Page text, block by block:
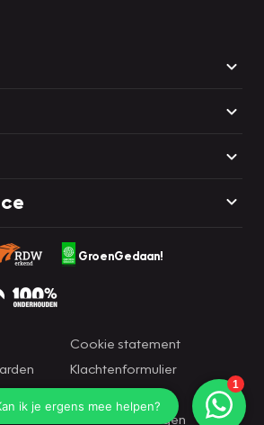
GroenGedaan!
Cookie statement
Klachtenformulier
Brandportal
Cookie instellingen